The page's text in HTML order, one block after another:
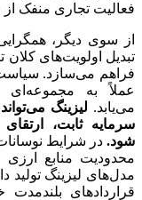
فعالیت تجاری منفک
از سوی دیگر،
تبدیل اولویت‌های کلان
فراهم می‌سازد.
عملاً به مجموعه‌ای
می‌یابد. لیزینگ
سرمایه ثابت،
شود. در شرایط
محدودیت منابع
مدل‌های لیزینگ تولید
قراردادهای